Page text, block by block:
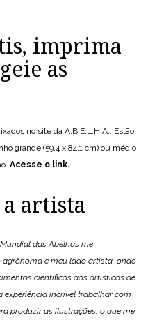
imprima
as
no site da A.B.E.L.H.A.. Estão
grande (59,4 x 84,1 cm) ou médio
Acesse o link.
artista
das Abelhas me
e meu lado artista, onde
científicos aos artísticos de
experiência incrível trabalhar com
produzir as ilustrações, o que me